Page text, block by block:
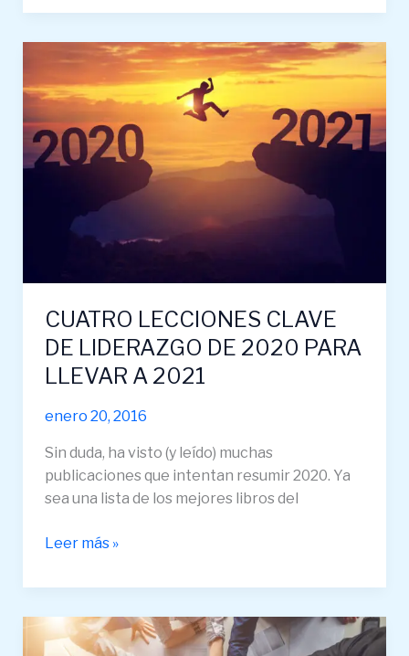
Negocios?
CUATRO LECCIONES CLAVE
DE LIDERAZGO DE 2020 PARA
LLEVAR A 2021
enero 20, 2016
Sin duda, ha visto (y leído) muchas
publicaciones que intentan resumir 2020. Ya
sea una lista de los mejores libros del
CUATRO
LECCIONES
CLAVE
DE
LIDERAZGO
DE
PARA
LLEVAR
2021
Leer más »
RECLAMAR